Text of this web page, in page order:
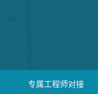
专属工程师对接